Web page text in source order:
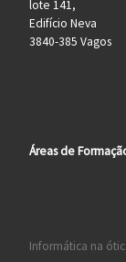
lote 141,
Edifício Neva
3840-385 Vagos
Áreas de
Informática na